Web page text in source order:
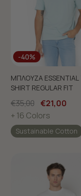
-40%
ΜΠΛΟΥΖΑ ESSENTIAL
SHIRT REGULAR FIT
€35,00 €21,00
+ 16 Colors
Sustainable Cotton